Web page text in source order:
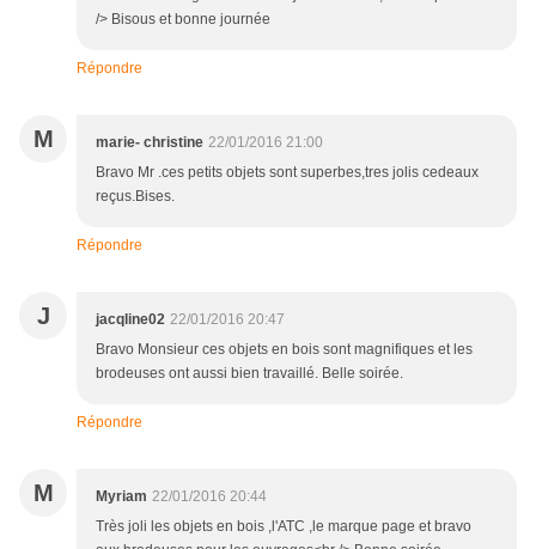
/> Bisous et bonne journée
Répondre
M marie- christine 22/01/2016 21:00
Bravo Mr .ces petits objets sont superbes,tres jolis cedeaux
reçus.Bises.
Répondre
J jacqline02 22/01/2016 20:47
Bravo Monsieur ces objets en bois sont magnifiques et les
brodeuses ont aussi bien travaillé. Belle soirée.
Répondre
M Myriam 22/01/2016 20:44
Très joli les objets en bois ,l'ATC ,le marque page et bravo